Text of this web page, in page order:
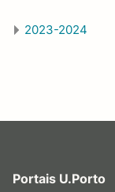
2023-2024
Portais U.Porto